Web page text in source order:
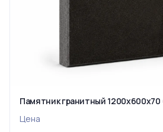
Памятник гранитный
Цена